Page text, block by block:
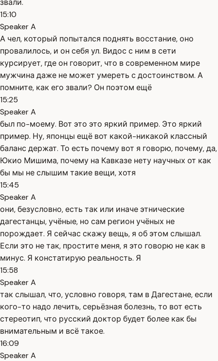
звали.
15:10
Speaker A
А чел, который попытался поднять восстание, оно
провалилось, и он себя ул. Видос с ним в сети
курсирует, где он говорит, что в современном мире
мужчина даже не может умереть с достоинством. А
помните, как его звали? Он поэтом ещё
15:25
Speaker A
был по-моему. Вот это это яркий пример. Это яркий
пример. Ну, японцы ещё вот какой-никакой классный
баланс держат. То есть почему вот я говорю, почему, да,
Юкио Мишима, почему на Кавказе нету научных от как
бы мы не слышим такие вещи, хотя
15:45
Speaker A
они, безусловно, есть так или иначе этнические
дагестанцы, учёные, но сам регион учёных не
порождает. Я сейчас скажу вещь, я об этом слышал.
Если это не так, простите меня, я это говорю не как в
минус. Я констатирую реальность. Я
15:58
Speaker A
так слышал, что, условно говоря, там в Дагестане, если
кого-то надо лечить, серьёзная болезнь, то вот есть
стереотип, что русский доктор будет более как бы
внимательным и всё такое.
16:09
Speaker A